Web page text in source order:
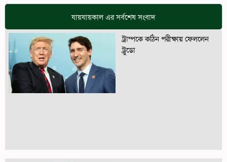
যায়যায়কাল এর সর্বশেষ সংবাদ
ট্রাম্পকে কঠিন পরীক্ষায় ফেললেন
ট্রুডো